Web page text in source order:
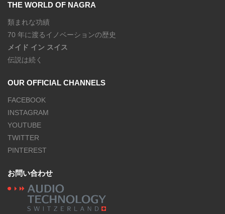
THE WORLD OF NAGRA
類まれな功績
70 年に渡るイノベーションの歴史
メイド イン スイス
伝説は続く
OUR OFFICIAL CHANNELS
FACEBOOK
INSTAGRAM
YOUTUBE
TWITTER
PINTEREST
お問い合わせ